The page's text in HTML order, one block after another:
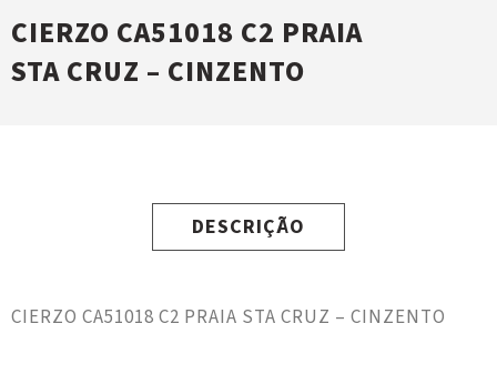
CIERZO CA51018 C2 PRAIA
STA CRUZ – CINZENTO
DESCRIÇÃO
CIERZO CA51018 C2 PRAIA STA CRUZ – CINZENTO